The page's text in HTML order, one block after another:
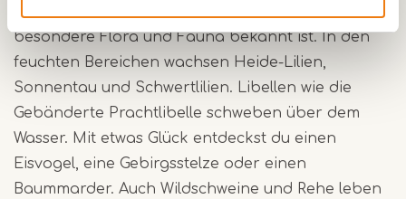
Die Route führt durch eine Landschaft, die für ihre
besondere Flora und Fauna bekannt ist. In den
feuchten Bereichen wachsen Heide-Lilien,
Sonnentau und Schwertlilien. Libellen wie die
Gebänderte Prachtlibelle schweben über dem
Wasser. Mit etwas Glück entdeckst du einen
Eisvogel, eine Gebirgsstelze oder einen
Baummarder. Auch Wildschweine und Rehe leben